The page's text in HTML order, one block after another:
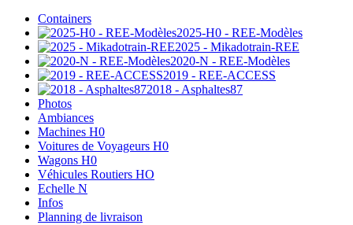
Containers
2025-H0 - REE-Modèles
2025 - Mikadotrain-REE
2020-N - REE-Modèles
2019 - REE-ACCESS
2018 - Asphaltes87
Photos
Ambiances
Machines H0
Voitures de Voyageurs H0
Wagons H0
Véhicules Routiers HO
Echelle N
Infos
Planning de livraison